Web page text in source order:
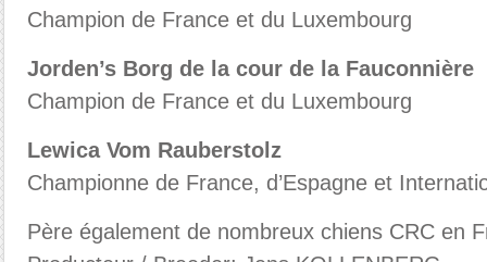
Champion de France et du Luxembourg
Jorden’s Borg de la cour de la Fauconnière
Champion de France et du Luxembourg
Lewica Vom Rauberstolz
Championne de France, d’Espagne et
Père également de nombreux chiens CRC en